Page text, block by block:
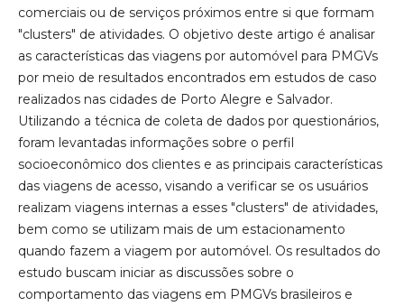
comerciais ou de serviços próximos entre si que formam
"clusters" de atividades. O objetivo deste artigo é analisar
as características das viagens por automóvel para PMGVs
por meio de resultados encontrados em estudos de caso
realizados nas cidades de Porto Alegre e Salvador.
Utilizando a técnica de coleta de dados por questionários,
foram levantadas informações sobre o perfil
socioeconômico dos clientes e as principais características
das viagens de acesso, visando a verificar se os usuários
realizam viagens internas a esses "clusters" de atividades,
bem como se utilizam mais de um estacionamento
quando fazem a viagem por automóvel. Os resultados do
estudo buscam iniciar as discussões sobre o
comportamento das viagens em PMGVs brasileiros e